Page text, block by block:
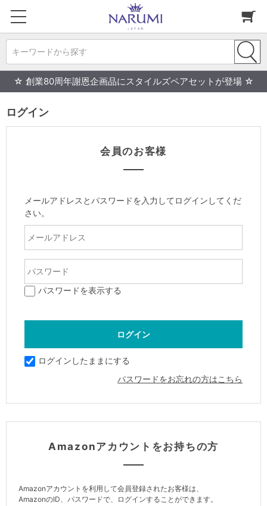
キーワードから探す
☆ 創業80周年謝恩企画品にスタイルズペアセットが登場 ☆
ログイン
会員のお客様
メールアドレスとパスワードを入力してログインしてくだ
さい。
パスワードを表示する
ログインしたままにする
パスワードをお忘れの方はこちら
Amazonアカウントをお持ちの方
Amazonアカウントを利用して会員登録されたお客様は、
AmazonのID、パスワードで、ログインすることができます。